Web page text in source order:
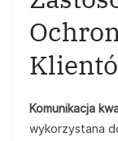
Komunikacja
wykorzystana